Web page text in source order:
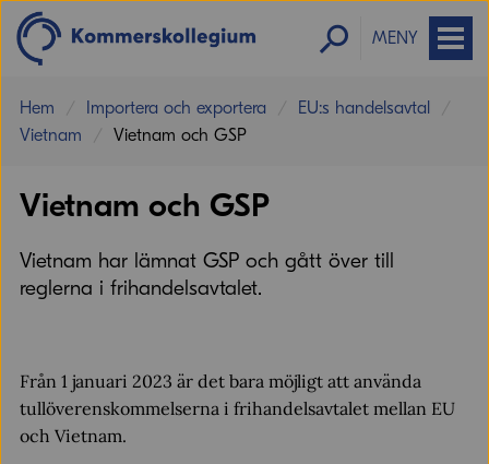
MENY
Hem Importera och exportera
EU:s handelsavtal
Vietnam
Vietnam och GSP
Vietnam och GSP
Vietnam har lämnat GSP och gått över till
reglerna i frihandelsavtalet.
Från 1 januari 2023 är det bara möjligt att använda
tullöverenskommelserna i frihandelsavtalet mellan EU
och Vietnam.